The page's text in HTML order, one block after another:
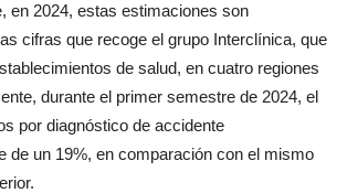
en 2024, estas estimaciones son
cifras que recoge el grupo Interclínica, que
de salud, en cuatro regiones
durante el primer semestre de 2024, el
por diagnóstico de accidente
de un 19%, en comparación con el mismo